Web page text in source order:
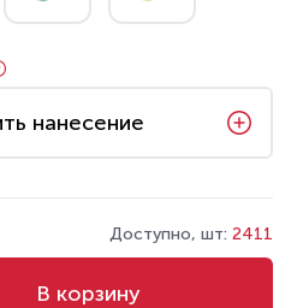
нанесение
Доступно, шт: 2411
В корзину